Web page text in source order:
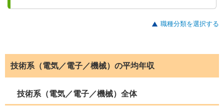
職種分類を選択する
技術系（電気／電子／機械）の平均年収
技術系（電気／電子／機械）全体